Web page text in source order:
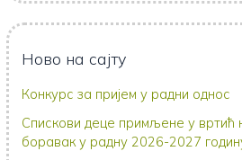
Ново на сајту
Конкурс за пријем у радни однос
Спискови деце примљене у вртић
боравак у радну 2026-2027